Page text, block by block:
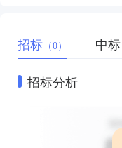
招标 （0） 中标
招标分析